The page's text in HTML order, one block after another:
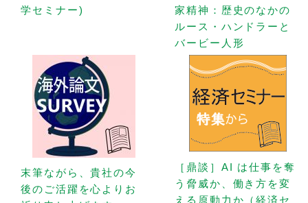
学セミナー)
家精神：歴史のなかの
ルース・ハンドラーと
バービー人形
末筆ながら、貴社の今
後のご活躍を心よりお
［鼎談］AI は仕事を奪
う脅威か、働き方を変
える原動力か（経済セ